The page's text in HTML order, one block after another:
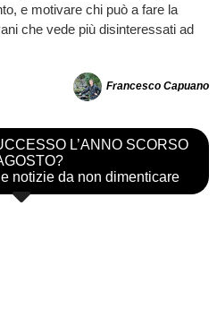
e motivare chi può a fare la
che vede più disinteressati ad
Francesco Capuano
L’ANNO SCORSO
notizie da non dimenticare